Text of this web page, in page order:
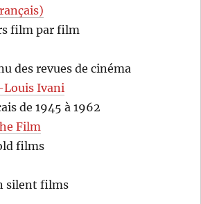
film par film
des revues de cinéma
Louis Ivani
de 1945 à 1962
Film
films
silent films